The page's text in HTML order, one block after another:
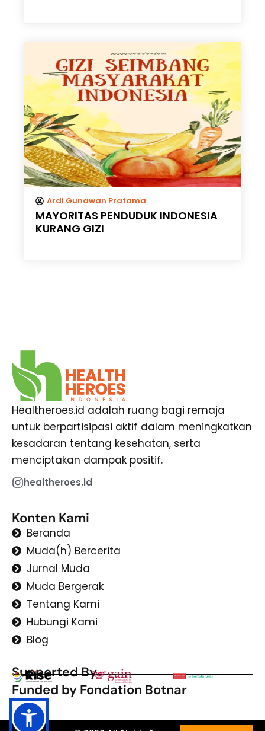
Ardi Gunawan Pratama
MAYORITAS PENDUDUK INDONESIA
KURANG GIZI
Healtheroes.id adalah ruang bagi remaja
untuk berpartisipasi aktif dalam meningkatkan
kesadaran tentang kesehatan, serta
menciptakan dampak positif.
healtheroes.id
Konten Kami
Beranda
Muda(h) Bercerita
Jurnal Muda
Muda Bergerak
Tentang Kami
Hubungi Kami
Blog
Supported By
Funded by Fondation Botnar